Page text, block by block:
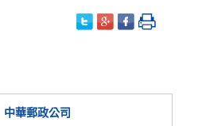
中華郵政公司